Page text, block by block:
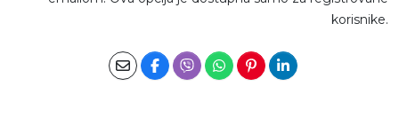
korisnike.